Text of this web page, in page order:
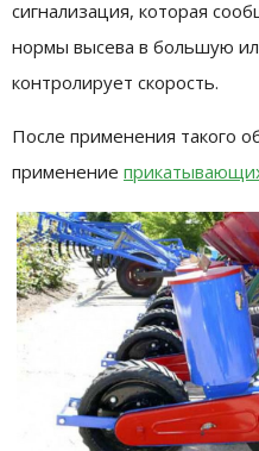
сигнализация, которая
нормы высева в большую
контролирует скорость.
После применения такого
применение